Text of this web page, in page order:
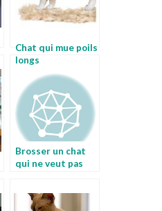
Chat qui mue poils
longs
Brosser un chat
qui ne veut pas